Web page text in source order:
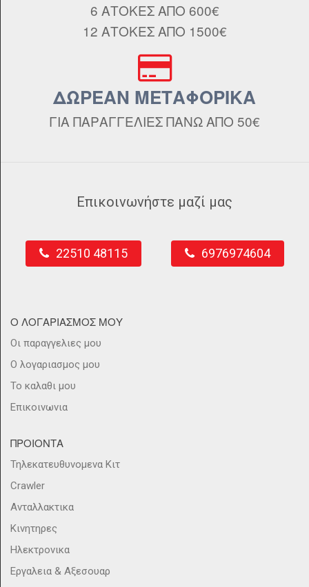
6 ΑΤΟΚΕΣ ΑΠΟ 600€
12 ΑΤΟΚΕΣ ΑΠΟ 1500€
ΔΩΡΕΑΝ ΜΕΤΑΦΟΡΙΚΑ
ΓΙΑ ΠΑΡΑΓΓΕΛΙΕΣ ΠΑΝΩ ΑΠΟ 50€
Επικοινωνήστε μαζί μας
22510 48115 6976974604
Ο ΛΟΓΑΡΙΑΣΜΟΣ ΜΟΥ
Οι παραγγελιες μου
Ο λογαριασμος μου
Το καλαθι μου
Επικοινωνια
ΠΡΟΙΟΝΤΑ
Τηλεκατευθυνομενα Κιτ
Crawler
Ανταλλακτικα
Κινητηρες
Ηλεκτρονικα
Εργαλεια & Αξεσουαρ